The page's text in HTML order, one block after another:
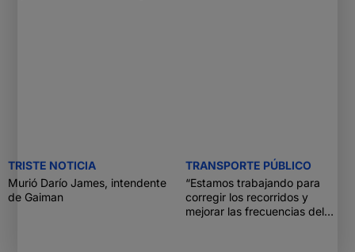
TRISTE NOTICIA
Murió Darío James, intendente
de Gaiman
TRANSPORTE PÚBLICO
“Estamos trabajando para
corregir los recorridos y
mejorar las frecuencias del